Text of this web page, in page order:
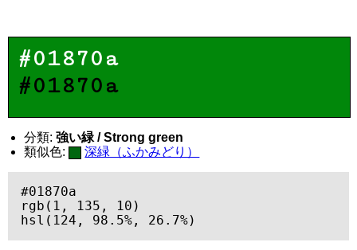
#01870a
#01870a
分類: 強い緑 / Strong green
類似色:
深緑（ふかみどり）
#01870a
rgb(1, 135, 10)
hsl(124, 98.5%, 26.7%)